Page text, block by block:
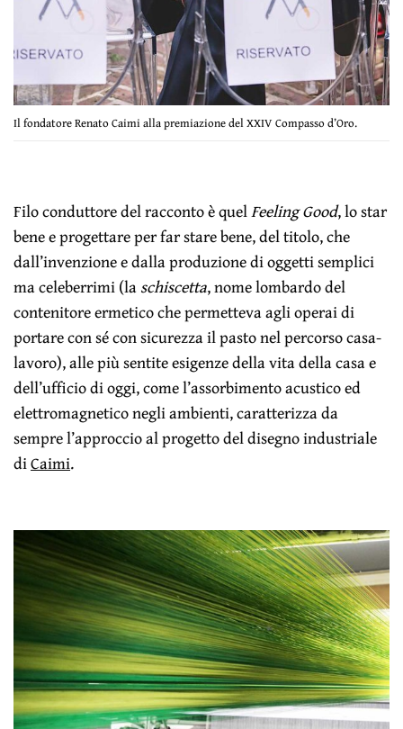
Il fondatore Renato Caimi alla premiazione del XXIV Compasso d’Oro.
Filo conduttore del racconto è quelFeeling Good, lo star
bene e progettare per far stare bene, del titolo, che
dall’invenzione e dalla produzione di oggetti semplici
ma celeberrimi (laschiscetta, nome lombardo del
contenitore ermetico che permetteva agli operai di
portare con sé con sicurezza il pasto nel percorso casa-
lavoro), alle più sentite esigenze della vita della casa e
dell’ufficio di oggi, come l’assorbimento acustico ed
elettromagnetico negli ambienti, caratterizza da
sempre l’approccio al progetto del disegno industriale
diCaimi.